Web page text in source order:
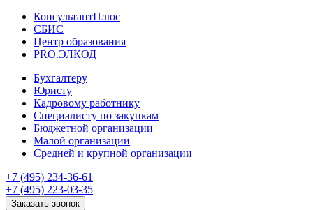
КонсультантПлюс
СБИС
Центр образования
PRO.ЭЛКОД
Бухгалтеру
Юристу
Кадровому работнику
Специалисту по закупкам
Бюджетной организации
Малой организации
Средней и крупной организации
+7 (495) 234-36-61
+7 (495) 223-03-35
Заказать звонок